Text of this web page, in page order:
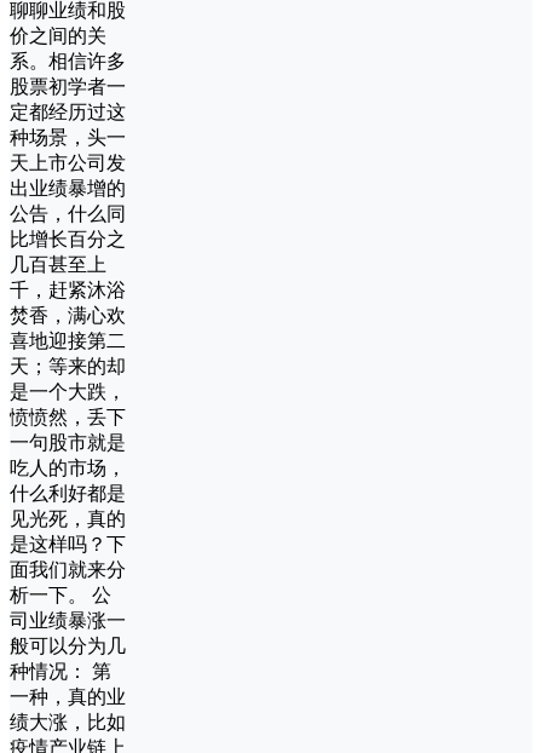
聊聊业绩和股
价之间的关
系。相信许多
股票初学者一
定都经历过这
种场景，头一
天上市公司发
出业绩暴增的
公告，什么同
比增长百分之
几百甚至上
千，赶紧沐浴
焚香，满心欢
喜地迎接第二
天；等来的却
是一个大跌，
愤愤然，丢下
一句股市就是
吃人的市场，
什么利好都是
见光死，真的
是这样吗？下
面我们就来分
析一下。 公
司业绩暴涨一
般可以分为几
种情况： 第
一种，真的业
绩大涨，比如
疫情产业链上